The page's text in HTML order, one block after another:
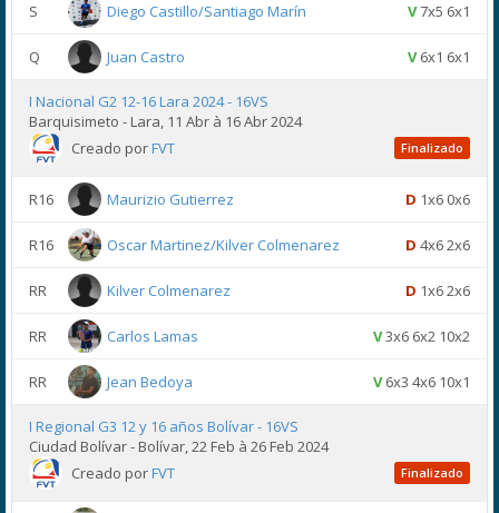
S Diego Castillo/Santiago Marín V7x5 6x1
Q Juan Castro V6x1 6x1
I Nacional G2 12-16 Lara 2024 - 16VS
Barquisimeto - Lara, 11 Abr à 16 Abr 2024
Creado porFVT Finalizado
R16 Maurizio Gutierrez D 1x6 0x6
R16 Oscar Martinez/Kilver Colmenarez D 4x6 2x6
RR Kilver Colmenarez D 1x6 2x6
RR Carlos Lamas V3x6 6x2 10x2
RR Jean Bedoya V6x3 4x6 10x1
I Regional G3 12 y 16 años Bolívar - 16VS
Ciudad Bolívar - Bolívar, 22 Feb à 26 Feb 2024
Creado porFVT Finalizado